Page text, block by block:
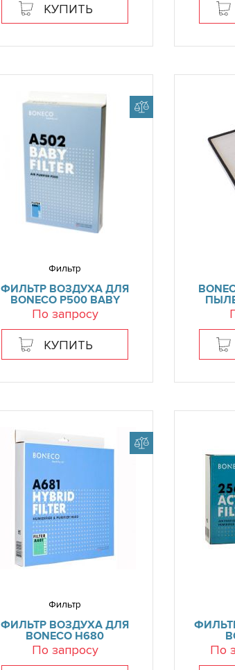
КУПИТЬ
Фильтр
ФИЛЬТР ВОЗДУХА ДЛЯ
BONECO P500 BABY
По запросу
КУПИТЬ
Фильтр
ФИЛЬТР ВОЗДУХА ДЛЯ
BONECO H680
По запросу По